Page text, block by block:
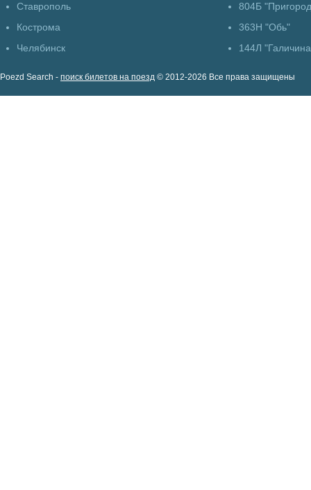
Ставрополь
Кострома
Челябинск
804Б
363Н "Обь"
144Л
Poezd Search - поиск билетов на поезд © 2012-2026 Все права защищены